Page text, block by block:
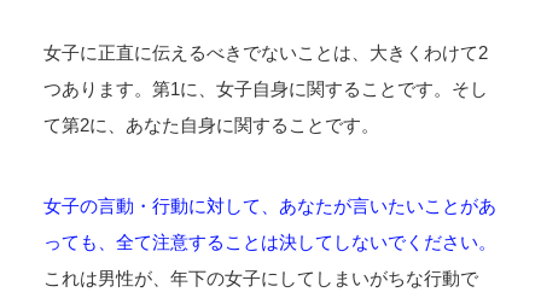
女子に正直に伝えるべきでないことは、大きくわけて2
つあります。第1に、女子自身に関することです。そし
て第2に、あなた自身に関することです。
女子の言動・行動に対して、あなたが言いたいことがあ
っても、全て注意することは決してしないでください。
これは男性が、年下の女子にしてしまいがちな行動で